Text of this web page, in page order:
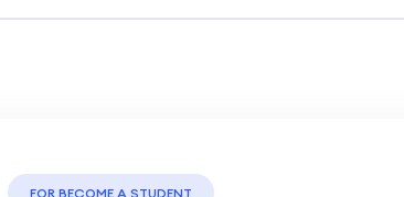
FOR BECOME A STUDENT